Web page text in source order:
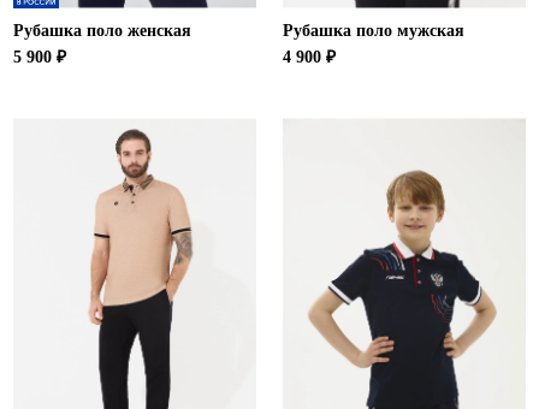
Рубашка поло женская
5 900 ₽
Рубашка поло мужская
4 900 ₽